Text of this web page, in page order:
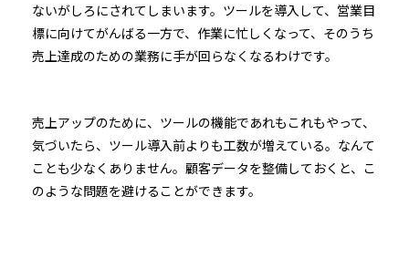
ないがしろにされてしまいます。ツールを導入して、営業目
標に向けてがんばる一方で、作業に忙しくなって、そのうち
売上達成のための業務に手が回らなくなるわけです。
売上アップのために、ツールの機能であれもこれもやって、
気づいたら、ツール導入前よりも工数が増えている。なんて
ことも少なくありません。顧客データを整備しておくと、こ
のような問題を避けることができます。